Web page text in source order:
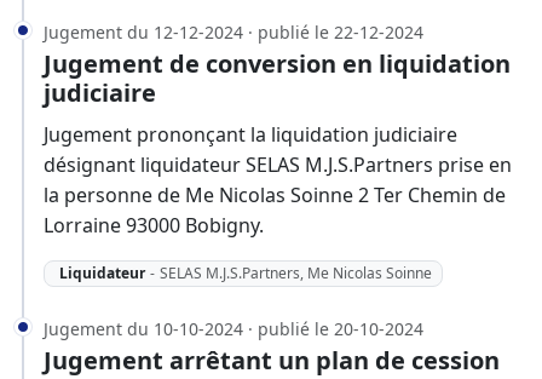
Jugement du 12-12-2024 · publié le 22-12-2024
Jugement de conversion en liquidation
judiciaire
Jugement prononçant la liquidation judiciaire
désignant liquidateur SELAS M.J.S.Partners prise en
la personne de Me Nicolas Soinne 2 Ter Chemin de
Lorraine 93000 Bobigny.
Liquidateur - SELAS M.J.S.Partners, Me Nicolas Soinne
Jugement du 10-10-2024 · publié le 20-10-2024
Jugement arrêtant un plan de cession